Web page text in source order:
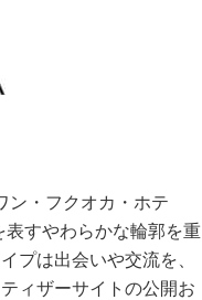
ン・フクオカ・ホテ
すやわらかな輪郭を重
プは出会いや交流を、
ィザーサイトの公開お